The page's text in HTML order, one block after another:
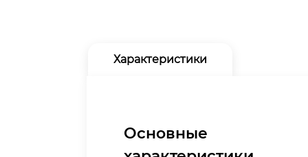
Характеристики